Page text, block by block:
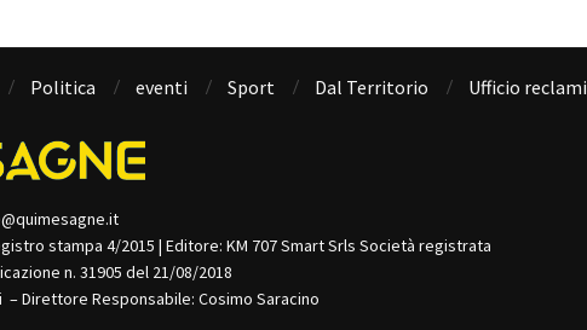
Politica eventi Sport Dal Territorio Ufficio reclami
stampa 4/2015 | Editore: KM 707 Smart Srls Società registrata
n. 31905 del 21/08/2018
Direttore Responsabile: Cosimo Saracino